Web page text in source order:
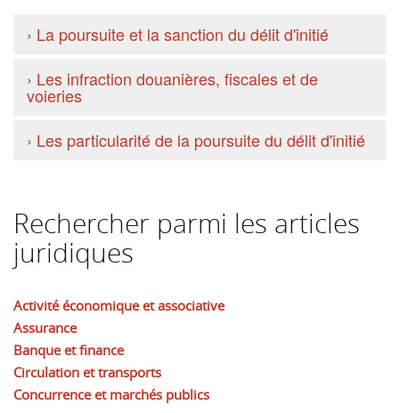
› La poursuite et la sanction du délit d'initié
› Les infraction douanières, fiscales et de
voieries
› Les particularité de la poursuite du délit d'initié
Rechercher parmi les articles
juridiques
Activité économique et associative
Assurance
Banque et finance
Circulation et transports
Concurrence et marchés publics